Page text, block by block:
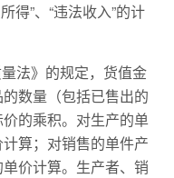
得”、“违法收入”的计
法》的规定，货值金
数量（包括已售出的
的乘积。对生产的单
算；对销售的单件产
价计算。生产者、销